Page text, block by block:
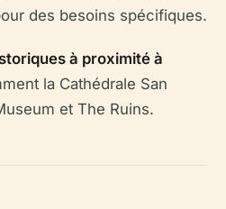
des besoins spécifiques.
à proximité à
la Cathédrale San
et The Ruins.